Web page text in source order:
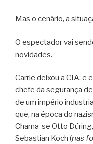
Mas o cenário, a
O espectador vai
novidades.
Carrie deixou a CIA, e
chefe da segurança
de um império
que, na época do
Chama-se Otto
Sebastian Koch (nas